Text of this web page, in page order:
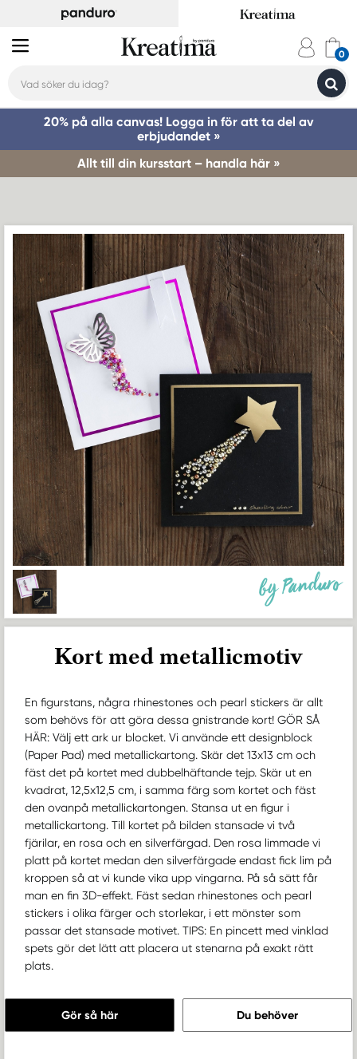
20% på alla canvas! Logga in för att ta del av
erbjudandet »
Allt till din kursstart – handla här »
by Panduro
Kort med metallicmotiv
En figurstans, några rhinestones och pearl stickers är allt
som behövs för att göra dessa gnistrande kort! GÖR SÅ
HÄR: Välj ett ark ur blocket. Vi använde ett designblock
(Paper Pad) med metallickartong. Skär det 13x13 cm och
fäst det på kortet med dubbelhäftande tejp. Skär ut en
kvadrat, 12,5x12,5 cm, i samma färg som kortet och fäst
den ovanpå metallickartongen. Stansa ut en figur i
metallickartong. Till kortet på bilden stansade vi två
fjärilar, en rosa och en silverfärgad. Den rosa limmade vi
platt på kortet medan den silverfärgade endast fick lim på
kroppen så at vi kunde vika upp vingarna. På så sätt får
man en fin 3D-effekt. Fäst sedan rhinestones och pearl
stickers i olika färger och storlekar, i ett mönster som
passar det stansade motivet. TIPS: En pincett med vinklad
spets gör det lätt att placera ut stenarna på exakt rätt
plats.
Gör så här Du behöver